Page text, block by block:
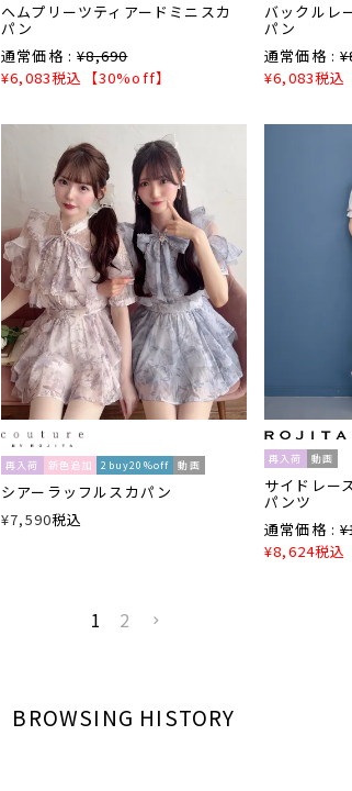
ヘムプリーツティアードミニスカ
パン
通常価格 : ¥8,690
¥6,083税込 【30%off】
バックルレ
パン
通常価格 : ¥
¥6,083税込
再入荷 新色追加 2buy20%off 動画
シアーラッフルスカパン
¥7,590税込
再入荷 動画
サイドレー
パンツ
通常価格 : ¥
¥8,624税込
1 2
BROWSING HISTORY